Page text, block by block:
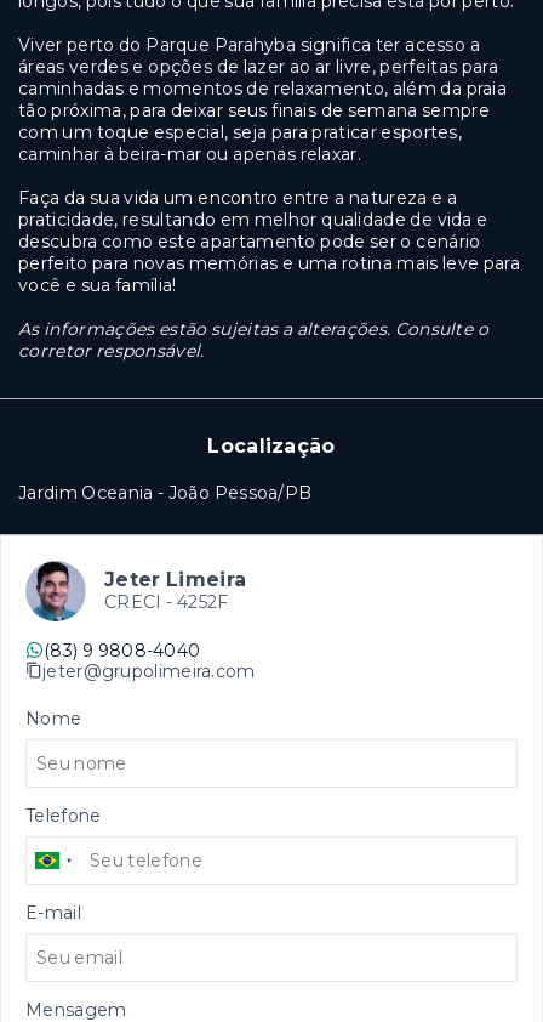
Viver perto do Parque Parahyba significa ter acesso a
áreas verdes e opções de lazer ao ar livre, perfeitas para
caminhadas e momentos de relaxamento, além da praia
tão próxima, para deixar seus finais de semana sempre
com um toque especial, seja para praticar esportes,
caminhar à beira-mar ou apenas relaxar.
Faça da sua vida um encontro entre a natureza e a
praticidade, resultando em melhor qualidade de vida e
descubra como este apartamento pode ser o cenário
perfeito para novas memórias e uma rotina mais leve para
você e sua família!
As informações estão sujeitas a alterações. Consulte o
corretor responsável.
Localização
Jardim Oceania - João Pessoa/PB
Jeter Limeira
CRECI - 4252F
(83) 9 9808-4040
jeter@grupolimeira.com
Nome
Telefone
E-mail
Mensagem